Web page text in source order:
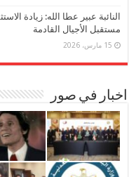
النائبة عبير عطا الله: زيادة
مستقبل الأجيال القادمة
15 مارس، 2026
اخبار في صور